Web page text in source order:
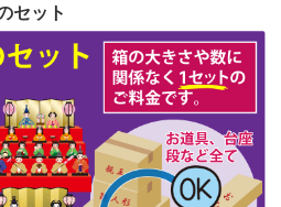
和4年1月17日(月)
和3年12月3日(金)
令和3年10月11日(月)
和3年9月13日(月)
和3年7月12日(月)
セット